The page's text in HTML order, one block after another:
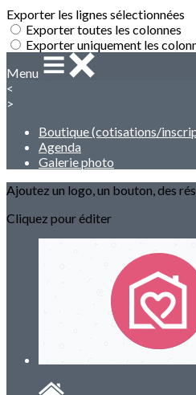
Exporter les lignes sélectionnées
Exporter toutes les colonnes
Exporter uniquement les
Menu
<
>
Boutique (cotisations/
Agenda
Galerie photo
Ajoutez un logo, un bouton, des
Cliquez pour éditer